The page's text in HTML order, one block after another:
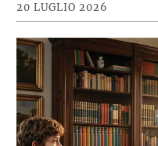
20 LUGLIO 2026